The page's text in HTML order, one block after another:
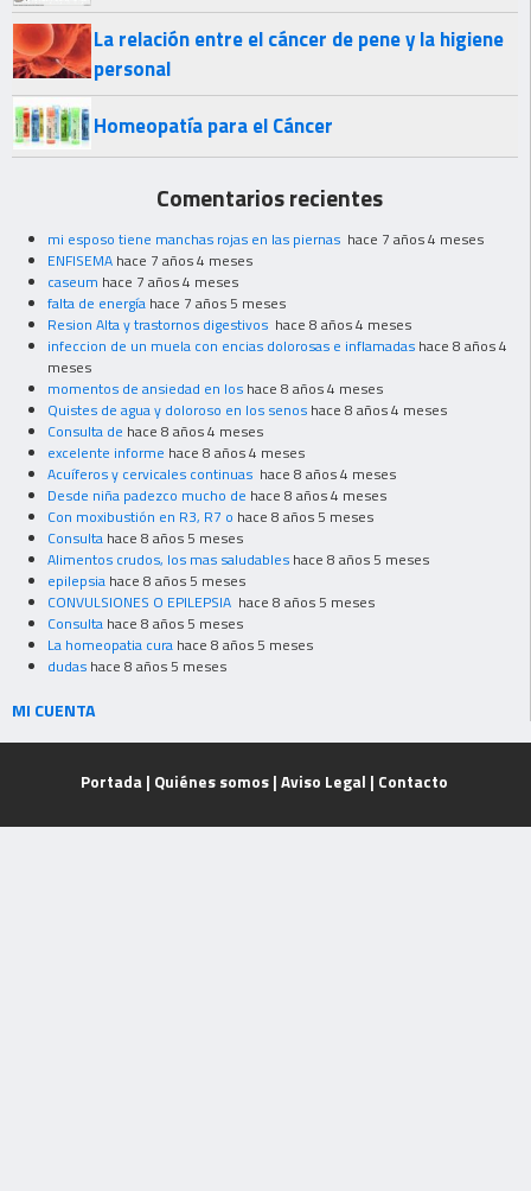
La relación entre el cáncer de pene y la higiene
personal
Homeopatía para el Cáncer
Comentarios recientes
mi esposo tiene manchas rojas en las piernas hace 7 años 4 meses
ENFISEMA hace 7 años 4 meses
caseum hace 7 años 4 meses
falta de energía hace 7 años 5 meses
Resion Alta y trastornos digestivos hace 8 años 4 meses
infeccion de un muela con encias dolorosas e inflamadas hace 8 años 4
meses
momentos de ansiedad en los hace 8 años 4 meses
Quistes de agua y doloroso en los senos hace 8 años 4 meses
Consulta de hace 8 años 4 meses
excelente informe hace 8 años 4 meses
Acuíferos y cervicales continuas hace 8 años 4 meses
Desde niña padezco mucho de hace 8 años 4 meses
Con moxibustión en R3, R7 o hace 8 años 5 meses
Consulta hace 8 años 5 meses
Alimentos crudos, los mas saludables hace 8 años 5 meses
epilepsia hace 8 años 5 meses
CONVULSIONES O EPILEPSIA hace 8 años 5 meses
Consulta hace 8 años 5 meses
La homeopatia cura hace 8 años 5 meses
dudas hace 8 años 5 meses
MI CUENTA
Portada | Quiénes somos| Aviso Legal | Contacto